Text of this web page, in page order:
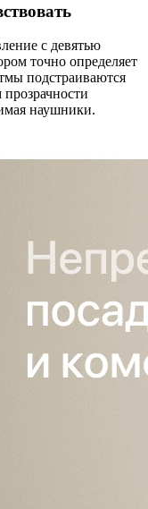
с девятью
точно определяет
подстраиваются
наушники.